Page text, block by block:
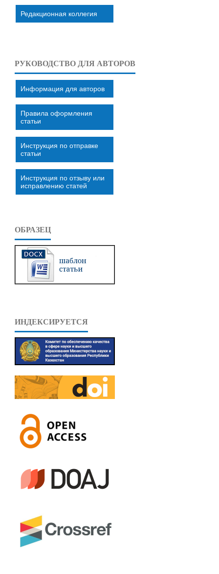
Редакционная коллегия
РУКОВОДСТВО ДЛЯ АВТОРОВ
Информация для авторов
Правила оформления
статьи
Инструкция по отправке
статьи
Инструкция по отзыву или
исправлению статей
ОБРАЗЕЦ
ИНДЕКСИРУЕТСЯ